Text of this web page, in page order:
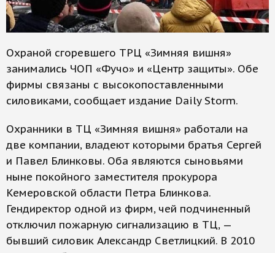
Охраной сгоревшего ТРЦ «Зимняя вишня»
занимались ЧОП «Фучо» и «Центр защиты». Обе
фирмы связаны с высокопоставленными
силовиками, сообщает издание Daily Storm.
Охранники в ТЦ «Зимняя вишня» работали на
две компании, владеют которыми братья Сергей
и Павел Блинковы. Оба являются сыновьями
ныне покойного заместителя прокурора
Кемеровской области Петра Блинкова.
Гендиректор одной из фирм, чей подчиненный
отключил пожарную сигнализацию в ТЦ, —
бывший силовик Александр Светлицкий. В 2010